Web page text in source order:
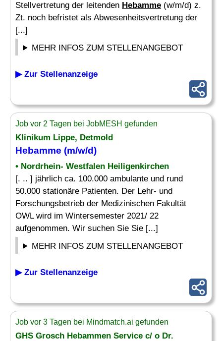
Stellvertretung der leitenden Hebamme (w/m/d) z.
Zt. noch befristet als Abwesenheitsvertretung der
[...]
MEHR INFOS ZUM STELLENANGEBOT
▶ Zur Stellenanzeige
Job vor 2 Tagen bei JobMESH gefunden
Klinikum Lippe, Detmold
Hebamme (m/w/d)
• Nordrhein- Westfalen Heiligenkirchen
[. .. ] jährlich ca. 100.000 ambulante und rund
50.000 stationäre Patienten. Der Lehr- und
Forschungsbetrieb der Medizinischen Fakultät
OWL wird im Wintersemester 2021/ 22
aufgenommen. Wir suchen Sie Sie [...]
MEHR INFOS ZUM STELLENANGEBOT
▶ Zur Stellenanzeige
Job vor 3 Tagen bei Mindmatch.ai gefunden
GHS Grosch Hebammen Service c/ o Dr.